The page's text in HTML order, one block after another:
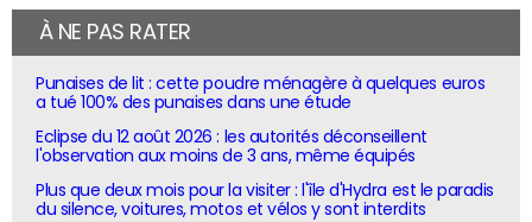
À NE PAS RATER
Punaises de lit : cette poudre ménagère à quelques euros
a tué 100% des punaises dans une étude
Eclipse du 12 août 2026 : les autorités déconseillent
l'observation aux moins de 3 ans, même équipés
Plus que deux mois pour la visiter : l'île d'Hydra est le paradis
du silence, voitures, motos et vélos y sont interdits